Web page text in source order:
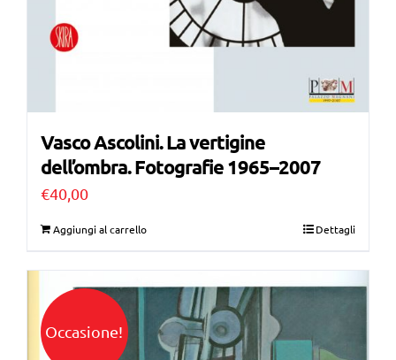
Vasco Ascolini. La vertigine
dell’ombra. Fotografie 1965–2007
€40,00
Aggiungi al carrello Dettagli
Occasione!